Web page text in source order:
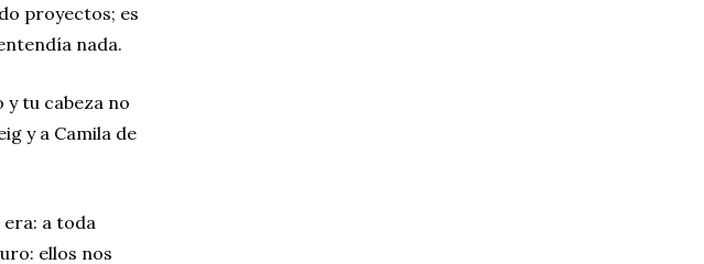
proyectos; es
nada.
y tu cabeza no
y a Camila de
a toda
ellos nos